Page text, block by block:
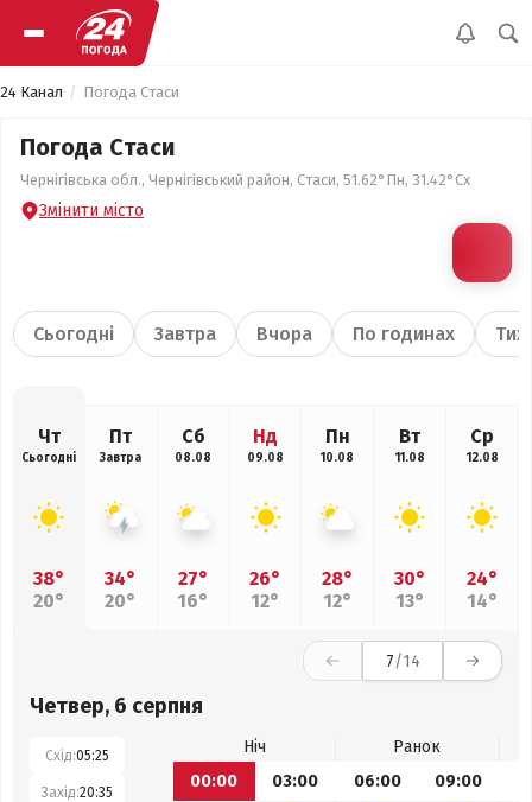
24 Канал Погода Стаси
Погода Стаси
Чернігівська обл., Чернігівський район, Стаси, 51.62°Пн, 31.42°Сх
Змінити місто
Сьогодні Завтра Вчора По годинах
Чт
Сьогодні
38°
20°
Пт
Завтра
34°
20°
Сб
08.08
27°
16°
Нд
09.08
26°
12°
Пн
10.08
28°
12°
Вт
11.08
30°
13°
Ср
12.08
24°
14°
7/14
Четвер, 6 серпня
Схід:05:25
Захід:20:35
Ніч
Ранок
00:00
03:00 06:00 09:00